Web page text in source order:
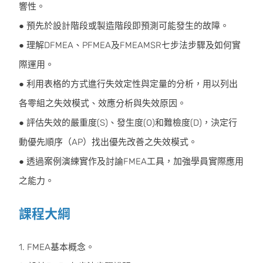
響性。
● 預先於設計階段或製造階段即預測可能發生的故障。
● 理解DFMEA、PFMEA及FMEAMSR七步法步驟及如何實
際運用。
● 利用表格的方式進行失效定性與定量的分析，用以列出
各零組之失效模式、效應分析與失效原因。
● 評估失效的嚴重度(S)、發生度(O)和難檢度(D)，決定行
動優先順序（AP）找出優先改善之失效模式。
● 透過案例演練實作及討論FMEA工具，加強學員實際應用
之能力。
課程大綱
1. FMEA基本概念。